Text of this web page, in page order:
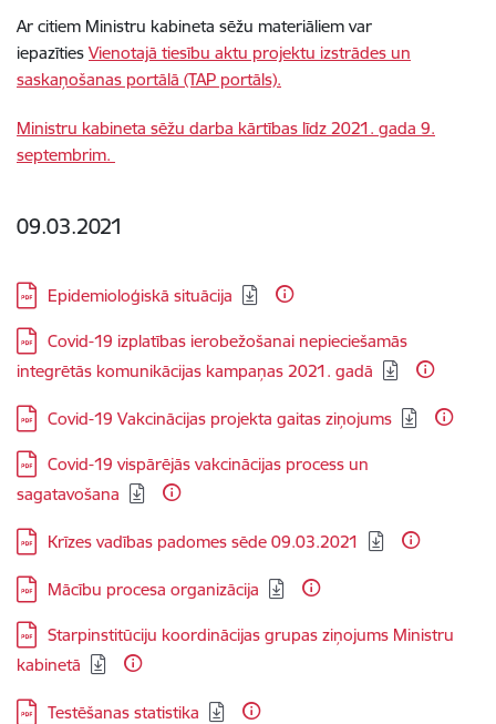
Ar citiem Ministru kabineta sēžu materiāliem var
iepazīties Vienotajā tiesību aktu projektu izstrādes un
saskaņošanas portālā (TAP portāls).
Ministru kabineta sēžu darba kārtības līdz 2021. gada 9.
septembrim.
09.03.2021
Lejupielādēt:
Epidemioloģiskā situācija
Lejupielādēt:
Covid-19 izplatības ierobežošanai nepieciešamās
integrētās komunikācijas kampaņas 2021. gadā
Lejupielādēt:
Covid-19 Vakcinācijas projekta gaitas ziņojums
Lejupielādēt:
Covid-19 vispārējās vakcinācijas process un
sagatavošana
Lejupielādēt:
Krīzes vadības padomes sēde 09.03.2021
Lejupielādēt:
Mācību procesa organizācija
Lejupielādēt:
Starpinstitūciju koordinācijas grupas ziņojums Ministru
kabinetā
Lejupielādēt:
Testēšanas statistika